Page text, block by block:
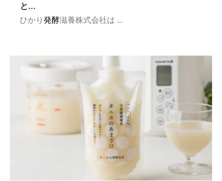
と...
ひかり発酵滋養株式会社は ...